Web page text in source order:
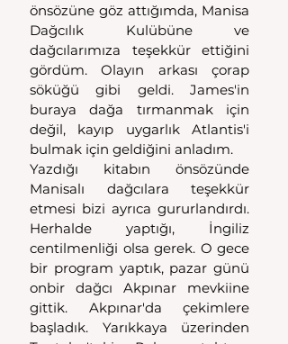
önsözüne göz attığımda, Manisa
Dağcılık Kulübüne ve
dağcılarımıza teşekkür ettiğini
gördüm. Olayın arkası çorap
söküğü gibi geldi. James'in
buraya dağa tırmanmak için
değil, kayıp uygarlık Atlantis'i
bulmak için geldiğini anladım.
Yazdığı kitabın önsözünde
Manisalı dağcılara teşekkür
etmesi bizi ayrıca gururlandırdı.
Herhalde yaptığı, İngiliz
centilmenliği olsa gerek. O gece
bir program yaptık, pazar günü
onbir dağcı Akpınar mevkiine
gittik. Akpınar'da çekimlere
başladık. Yarıkkaya üzerinden